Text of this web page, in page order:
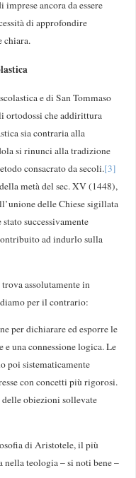
imprese ancora da essere
di approfondire
chiara.
e di San Tommaso
ortodossi che addirittura
sia contraria alla
si rinunci alla tradizione
consacrato da secoli.[3]
metà del sec. XV (1448),
delle Chiese sigillata
successivamente
ad indurlo sulla
assolutamente in
per il contrario:
per dichiarare ed esporre le
una connessione logica. Le
poi sistematicamente
con concetti più rigorosi.
obiezioni sollevate
di Aristotele, il più
teologia – si noti bene –